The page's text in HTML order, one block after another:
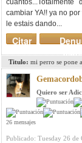
cambiar YA!! ya no
le estais dando...
Citar
Titulo: mi perro se pone
Quiero ser
26 mensajes
Publicado: Tuesday 26 de